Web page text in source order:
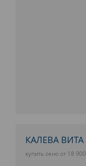
КАЛЕВА ВИТА
купить окно от 18 900